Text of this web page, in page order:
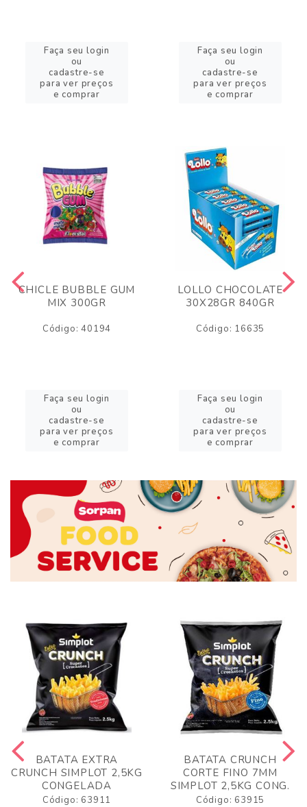
Faça seu login
ou
cadastre-se
para ver preços
e comprar
Faça seu login
ou
cadastre-se
para ver preços
e comprar
CHICLE BUBBLE GUM
MIX 300GR
Código: 40194
Faça seu login
ou
cadastre-se
para ver preços
e comprar
LOLLO CHOCOLATE
30X28GR 840GR
Código: 16635
Faça seu login
ou
cadastre-se
para ver preços
e comprar
BATATA EXTRA
CRUNCH SIMPLOT 2,5KG
CONGELADA
Código: 63911
BATATA CRUNCH
CORTE FINO 7MM
SIMPLOT 2,5KG CONG.
Código: 63915